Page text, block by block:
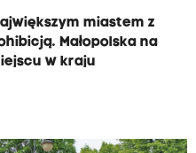
miastem z
Małopolska na
w kraju